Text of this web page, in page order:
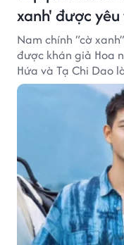
xanh' được
Nam chính “cờ
được khán giả Hoa
Hứa và Tạ Chi Dao